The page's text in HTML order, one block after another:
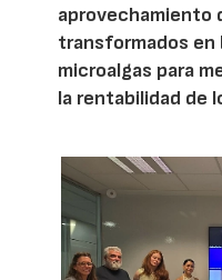
aprovechamiento
transformados en
microalgas para
la rentabilidad de